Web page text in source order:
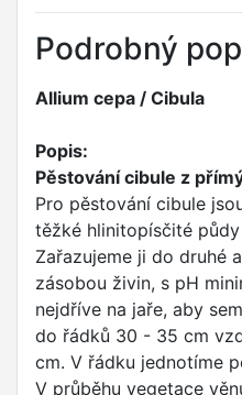
Podrobný
Allium cepa / Cibula
Popis:
Pěstování cibule z
Pro pěstování cibule
těžké hlinitopísčité
Zařazujeme ji do druhé
zásobou živin, s pH
nejdříve na jaře, aby
do řádků 30 - 35 cm
cm. V řádku jednotíme
V průběhu vegetace